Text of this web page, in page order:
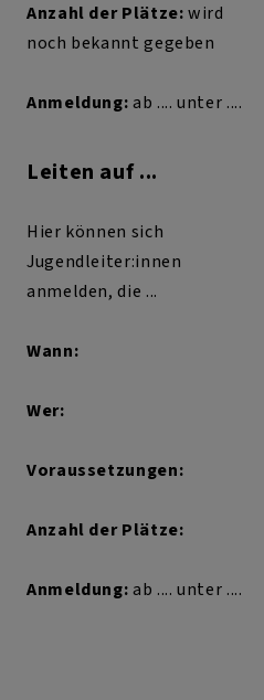
Anzahl der Plätze:wird
noch bekannt gegeben
Anmeldung:ab .... unter ....
Leiten auf ...
Hier können sich
Jugendleiter:innen
anmelden, die ...
Wann:
Wer:
Voraussetzungen:
Anzahl der Plätze:
Anmeldung:ab .... unter ....